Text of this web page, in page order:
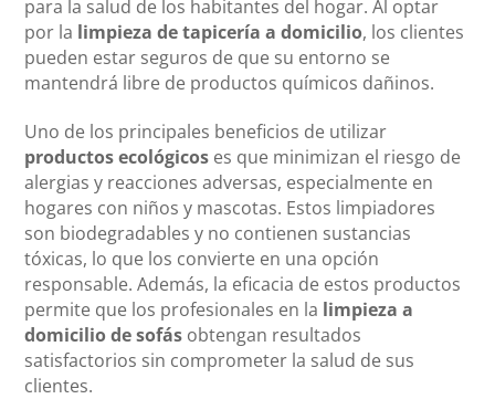
para la salud de los habitantes del hogar. Al optar
por la limpieza de tapicería a domicilio, los clientes
pueden estar seguros de que su entorno se
mantendrá libre de productos químicos dañinos.
Uno de los principales beneficios de utilizar
productos ecológicos es que minimizan el riesgo de
alergias y reacciones adversas, especialmente en
hogares con niños y mascotas. Estos limpiadores
son biodegradables y no contienen sustancias
tóxicas, lo que los convierte en una opción
responsable. Además, la eficacia de estos productos
permite que los profesionales en la limpieza a
domicilio de sofás obtengan resultados
satisfactorios sin comprometer la salud de sus
clientes.